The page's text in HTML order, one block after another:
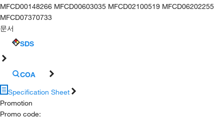
MFCD00148266 MFCD00603035 MFCD02100519 MFCD06202255
MFCD07370733
문서
SDS
COA
Specification Sheet
Promotion
Promo code: